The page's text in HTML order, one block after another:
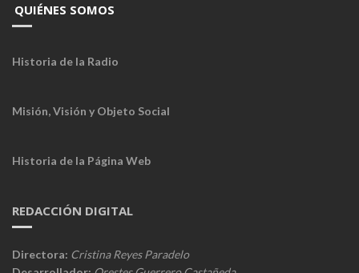
QUIÉNES SOMOS
Historia de la Radio
Misión, Visión y Objeto Social
Historia de la Página Web
REDACCIÓN DIGITAL
Directora: Cristina Reyes Paradelo